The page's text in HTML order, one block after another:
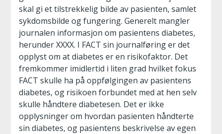
skal gi et tilstrekkelig bilde av pasienten, samlet
sykdomsbilde og fungering. Generelt mangler
journalen informasjon om pasientens diabetes,
herunder XXXX. I FACT sin journalføring er det
opplyst om at diabetes er en risikofaktor. Det
fremkommer imidlertid i liten grad hvilket fokus
FACT skulle ha på oppfølgingen av pasientens
diabetes, og risikoen forbundet med at hen selv
skulle håndtere diabetesen. Det er ikke
opplysninger om hvordan pasienten håndterte
sin diabetes, og pasientens beskrivelse av egen